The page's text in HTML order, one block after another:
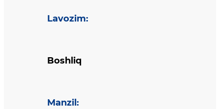
Lavozim:
Boshliq
Manzil :